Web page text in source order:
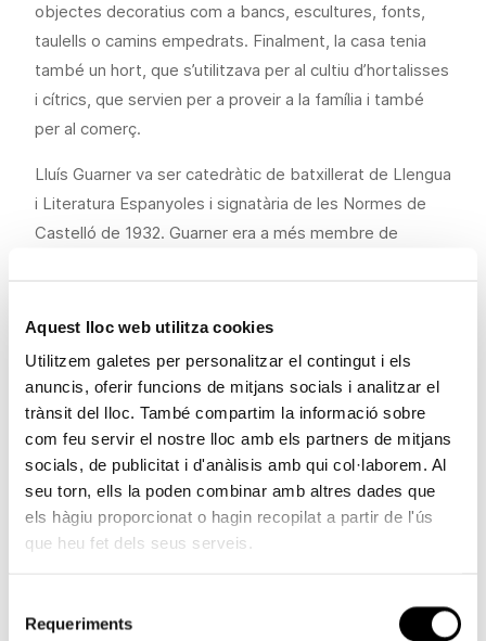
Aquest lloc web utilitza cookies
Utilitzem galetes per personalitzar el contingut i els
anuncis, oferir funcions de mitjans socials i analitzar el
trànsit del lloc. També compartim la informació sobre
com feu servir el nostre lloc amb els partners de mitjans
socials, de publicitat i d'anàlisis amb qui col·laborem. Al
seu torn, ells la poden combinar amb altres dades que
els hàgiu proporcionat o hagin recopilat a partir de l'ús
que heu fet dels seus serveis.
Requeriments
objectes decoratius com a bancs, escultures, fonts,
taulells o camins empedrats. Finalment, la casa tenia
també un hort, que s’utilitzava per al cultiu d’hortalisses
i cítrics, que servien per a proveir a la família i també
per al comerç.
Lluís Guarner va ser catedràtic de batxillerat de Llengua
i Literatura Espanyoles i signatària de les Normes de
Castelló de 1932. Guarner era a més membre de
des de 1931. En 1985 li va ser concedit el
Valenciana a la trajectòria d’un literat. La producció
literària de Guarner, que inclou obra tant en castellà
com en valencià, va superar les cent obres. L’autor va
escriure novel·la, biografia i crítica literària, però abans
de res va ser poeta i assagista. És autor de diversos
estudis sobre poetes valencians com Vicent W. Querol i
Teodoro Llorente, d’una obra sobre el primer incunable
Va fer traduccions de Paul Verlaine i Charles Baudelaire,